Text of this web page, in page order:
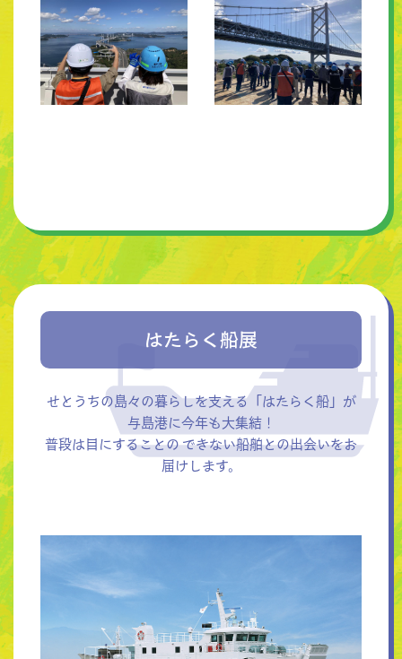
はたらく船展
せとうちの島々の暮らしを支える「はたらく船」が
与島港に今年も大集結！
普段は目にすることの できない船舶との出会いをお
届けします。